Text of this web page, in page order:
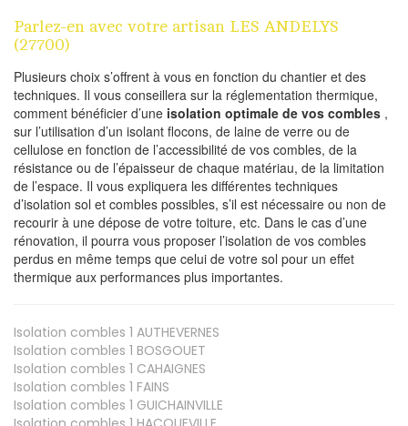
Parlez-en avec votre artisan LES ANDELYS
(27700)
Plusieurs choix s’offrent à vous en fonction du chantier et des
techniques. Il vous conseillera sur la réglementation thermique,
comment bénéficier d’une isolation optimale de vos combles ,
sur l’utilisation d’un isolant flocons, de laine de verre ou de
cellulose en fonction de l’accessibilité de vos combles, de la
résistance ou de l’épaisseur de chaque matériau, de la limitation
de l’espace. Il vous expliquera les différentes techniques
d’isolation sol et combles possibles, s’il est nécessaire ou non de
recourir à une dépose de votre toiture, etc. Dans le cas d’une
rénovation, il pourra vous proposer l’isolation de vos combles
perdus en même temps que celui de votre sol pour un effet
thermique aux performances plus importantes.
Isolation combles 1 AUTHEVERNES
Isolation combles 1 BOSGOUET
Isolation combles 1 CAHAIGNES
Isolation combles 1 FAINS
Isolation combles 1 GUICHAINVILLE